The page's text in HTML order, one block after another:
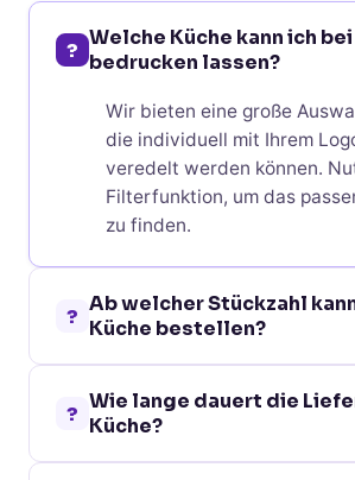
? Welche Küche kann ich bei
bedrucken lassen?
Wir bieten eine große
die individuell mit Ihrem
veredelt werden können.
Filterfunktion, um das
zu finden.
? Ab welcher Stückzahl
Küche bestellen?
bereits ab 10 Stück möglich.
Mindestbestellmenge finden
jeweiligen Produktseite.
? Wie lange dauert die
Küche?